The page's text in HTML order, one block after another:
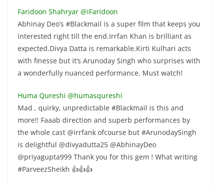
Faridoon Shahryar @iFaridoon
Abhinay Deo’s #Blackmail is a super film that keeps you
interested right till the end.Irrfan Khan is brilliant as
expected.Divya Datta is remarkable.Kirti Kulhari acts
with finesse but it’s Arunoday Singh who surprises with
a wonderfully nuanced performance. Must watch!
Huma Qureshi @humasqureshi
Mad , quirky, unpredictable #Blackmail is this and
more!! Faaab direction and superb performances by
the whole cast @irrfank ofcourse but #ArunodaySingh
is delightful @divyadutta25 @AbhinayDeo
@priyagupta999 Thank you for this gem ! What writing
#ParveezSheikh 👍👍👍